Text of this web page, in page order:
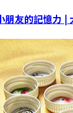
友的記憶力 |